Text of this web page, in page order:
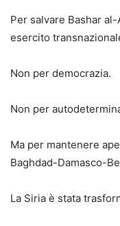
Per salvare Bashar
esercito
Non per democrazia.
Non per
Ma per mantenere
Baghdad-Damasco-
La Siria è stata